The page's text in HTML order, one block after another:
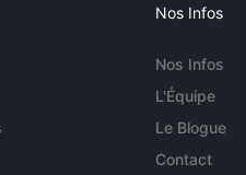
Nos Infos
Nos Infos
L'Équipe
Le Blogue
Contact